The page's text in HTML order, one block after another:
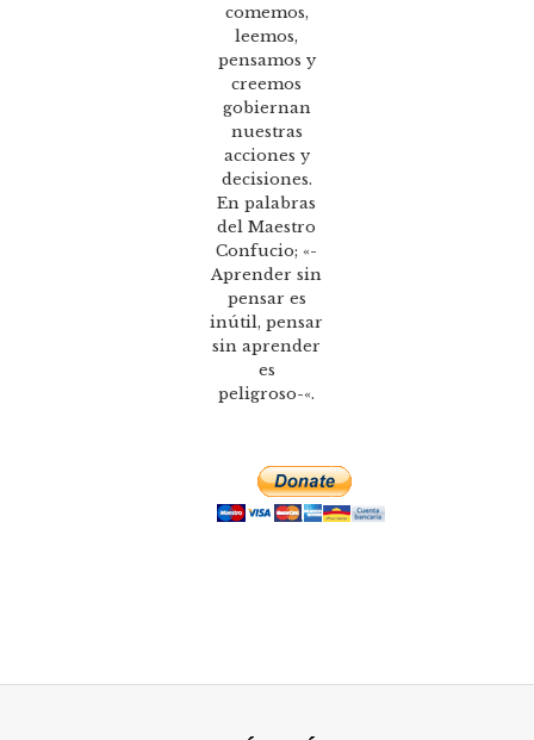
comemos,
leemos,
pensamos y
creemos
gobiernan
nuestras
acciones y
decisiones.
En palabras
del Maestro
Confucio; «-
Aprender sin
pensar es
inútil, pensar
sin aprender
es
peligroso-«.